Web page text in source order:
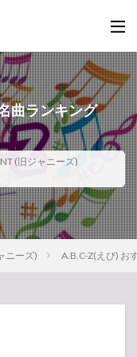
曲ランキング
(旧ジャニーズ)
ニーズ) A.B.C-Z(えび) お